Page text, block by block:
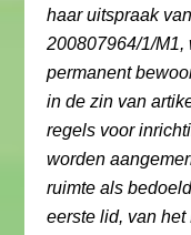
haar uitspraak
200807964/1/
permanent
in de zin van
regels voor
worden
ruimte als
eerste lid, van